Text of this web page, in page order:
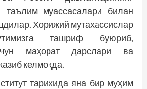
таълим муассасалари билан
Хорижий мутахассислар
ташриф буюриб,
маҳорат дарслари ва
келмоқда.
тарихида яна бир муҳим